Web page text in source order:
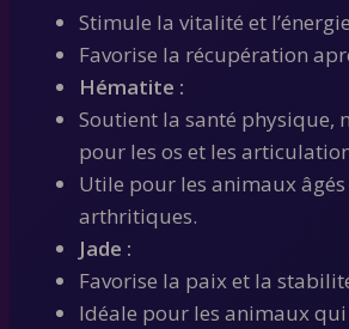
Stimule la vitalité et
Favorise la récupération
Hématite :
Soutient la santé physique,
pour les os et les
Utile pour les animaux âgés
arthritiques.
Jade :
Favorise la paix et la
Idéale pour les animaux